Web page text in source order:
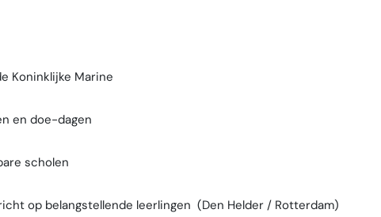
Koninklijke Marine
en doe-dagen
scholen
op belangstellende leerlingen (Den Helder / Rotterdam)